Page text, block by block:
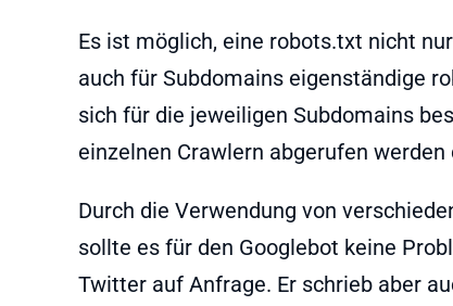
Es ist möglich, eine robots.txt nicht
auch für Subdomains eigenständige
sich für die jeweiligen Subdomains
einzelnen Crawlern abgerufen
Durch die Verwendung von
sollte es für den Googlebot keine
Twitter auf Anfrage. Er schrieb aber